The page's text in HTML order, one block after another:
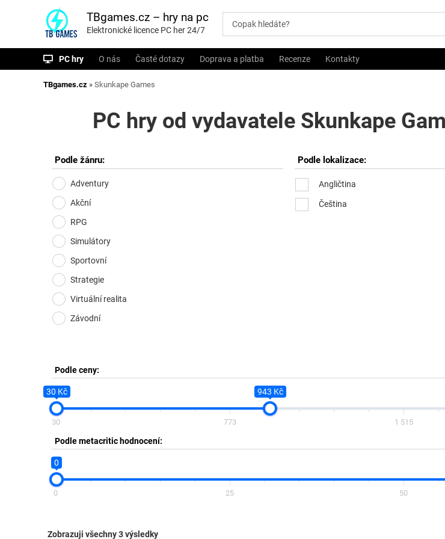
i
TBgames.cz – hry na pc
Elektronické licence PC her 24/7
PC hry O nás Časté dotazy Doprava a platba Recenze Kontakty
TBgames.cz » Skunkape Games
PC hry od vydavatele Skunkape
Podle žánru:
Adventury
Akční
RPG
Simulátory
Sportovní
Strategie
Virtuální realita
Závodní
Podle lokalizace:
Angličtina
Čeština
Podle ceny:
30 Kč 943 Kč
30 773 1 515
Podle metacritic hodnocení:
0
0 25 50
Zobrazuji všechny 3 výsledky